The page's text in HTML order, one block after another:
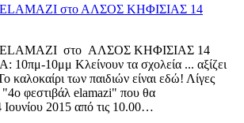
στο ΑΛΣΟΣ ΚΗΦΙΣΙΑΣ 14
στο ΑΛΣΟΣ ΚΗΦΙΣΙΑΣ 14
10μμ Κλείνουν τα σχολεία ... αξίζει
καλοκαίρι των παιδιών είναι εδώ! Λίγες
"4o φεστιβάλ elamazi" που θα
Ιουνίου 2015 από τις 10.00…